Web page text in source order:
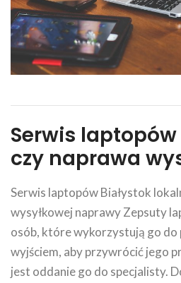
Serwis laptopów
czy naprawa
Serwis laptopów Białystok
wysyłkowej naprawy Zepsuty
osób, które wykorzystują go do
wyjściem, aby przywrócić jego
jest oddanie go do specjalisty.